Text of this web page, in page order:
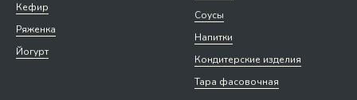
Кефир
Ряженка
Йогурт
Соусы
Напитки
Кондитерские изделия
Тара фасовочная